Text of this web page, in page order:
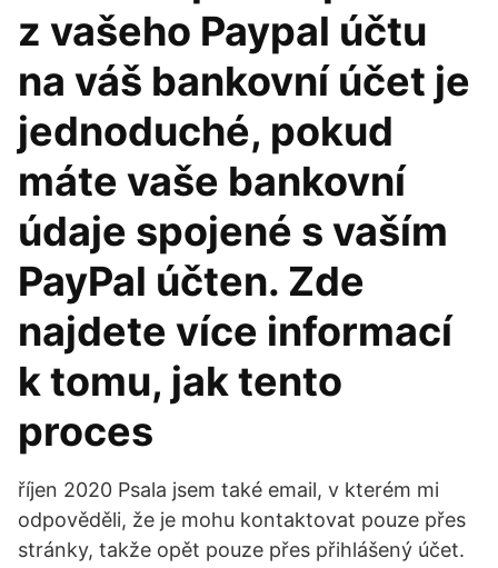
z vašeho Paypal účtu
na váš bankovní účet je
jednoduché, pokud
máte vaše bankovní
údaje spojené s vaším
PayPal účten. Zde
najdete více informací
k tomu, jak tento
proces
říjen 2020 Psala jsem také email, v kterém mi
odpověděli, že je mohu kontaktovat pouze přes
stránky, takže opět pouze přes přihlášený účet.